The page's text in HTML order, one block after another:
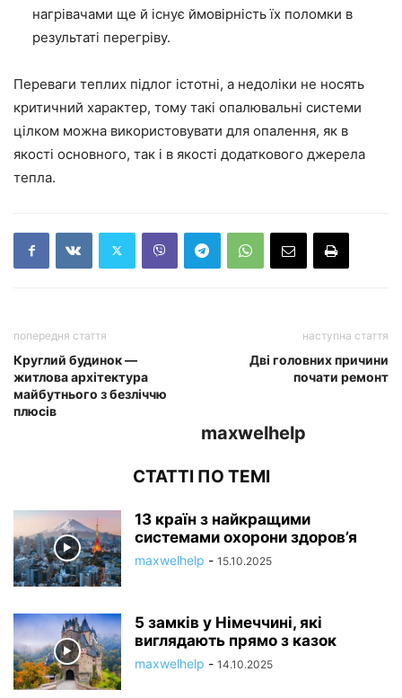
нагрівачами ще й існує ймовірність їх поломки в
результаті перегріву.
Переваги теплих підлог істотні, а недоліки не носять
критичний характер, тому такі опалювальні системи
цілком можна використовувати для опалення, як в
якості основного, так і в якості додаткового джерела
тепла.
попередня стаття
Круглий будинок —
житлова архітектура
майбутнього з безліччю
плюсів
наступна стаття
Дві головних причини
почати ремонт
maxwelhelp
СТАТТІ ПО ТЕМІ
13 країн з найкращими
системами охорони здоров’я
maxwelhelp - 15.10.2025
5 замків у Німеччині, які
виглядають прямо з казок
maxwelhelp - 14.10.2025